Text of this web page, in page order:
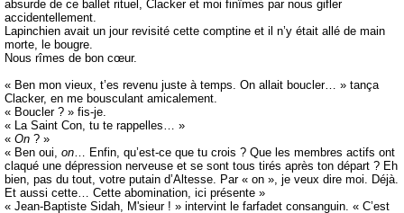
absurde de ce ballet rituel, Clacker et moi finîmes par nous gifler
accidentellement.
Lapinchien avait un jour revisité cette comptine et il n’y était allé de main
morte, le bougre.
Nous rîmes de bon cœur.
« Ben mon vieux, t’es revenu juste à temps. On allait boucler… » tança
Clacker, en me bousculant amicalement.
« Boucler ? » fis-je.
« La Saint Con, tu te rappelles… »
« On ? »
« Ben oui, on … Enfin, qu’est-ce que tu crois ? Que les membres actifs ont
claqué une dépression nerveuse et se sont tous tirés après ton départ ? Eh
bien, pas du tout, votre putain d’Altesse. Par « on », je veux dire moi. Déjà.
Et aussi cette… Cette abomination, ici présente »
« Jean-Baptiste Sidah, M'sieur ! » intervint le farfadet consanguin. « C’est